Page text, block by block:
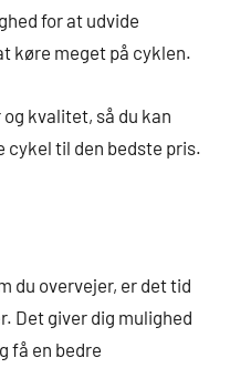
for at udvide
køre meget på cyklen.
kvalitet, så du kan
til den bedste pris.
du overvejer, er det tid
Det giver dig mulighed
få en bedre